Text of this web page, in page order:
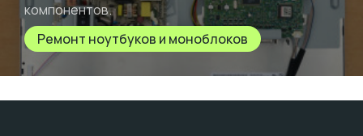
компонентов.
Ремонт ноутбуков и моноблоков